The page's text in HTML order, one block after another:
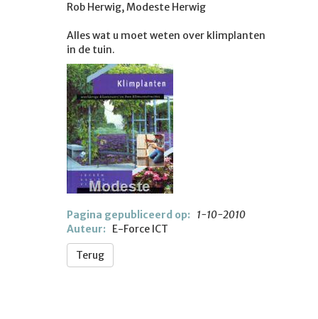
Rob Herwig, Modeste Herwig
Alles wat u moet weten over klimplanten
in de tuin.
Pagina gepubliceerd op: 1-10-2010
Auteur: E-Force ICT
Terug